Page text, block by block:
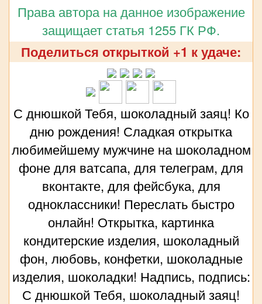
Права автора на данное изображение
защищает статья 1255 ГК РФ.
Поделиться открыткой +1 к удаче:
С днюшкой Тебя, шоколадный заяц! Ко
дню рождения! Сладкая открытка
любимейшему мужчине на шоколадном
фоне для ватсапа, для телеграм, для
вконтакте, для фейсбука, для
одноклассники! Переслать быстро
онлайн! Открытка, картинка
кондитерские изделия, шоколадный
фон, любовь, конфетки, шоколадные
изделия, шоколадки! Надпись, подпись:
С днюшкой Тебя, шоколадный заяц!